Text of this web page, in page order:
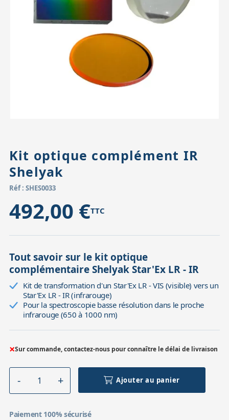
Accessoires pour montures
Têtes
Pièces détachées
Kit optique complément IR
Shelyak
Réf : SHES0033
492,00 €TTC
Tout savoir sur le kit optique
complémentaire Shelyak Star'Ex LR - IR
Kit de transformation d'un Star'Ex LR - VIS (visible) vers un
Star'Ex LR - IR (infrarouge)
Pour la spectroscopie basse résolution dans le proche
infrarouge (650 à 1000 nm)
×Sur commande, contactez-nous pour connaître le délai de livraison
Ajouter au panier
Paiement 100% sécurisé